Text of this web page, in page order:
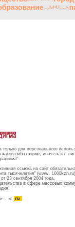
для персонального
либо форме, иначе как с
ссылка на сайт
тысячелетия" (www. 1000kzn.ru)
23 сентября 2004 года.
в сфере массовых
. ru